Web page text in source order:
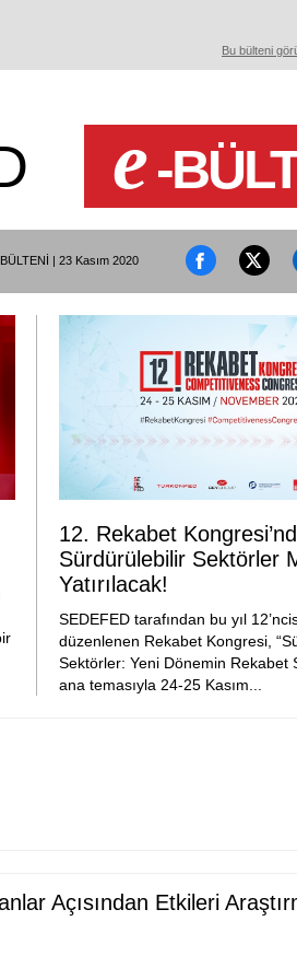
Bu bülteni
e -
| 23 Kasım 2020
12. Rekabet
Sürdürülebilir Sektörler
Yatırılacak!
SEDEFED tarafından bu yıl
düzenlenen Rekabet Kongresi,
Sektörler: Yeni Dönemin Rekabet
ana temasıyla 24-25 Kasım...
Açısından Etkileri